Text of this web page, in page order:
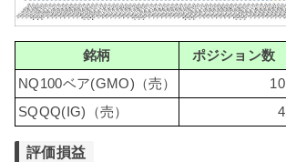
銘柄 ポジション数
NQ100ベア(GMO)（売）
10
SQQQ(IG)（売）
4
評価損益